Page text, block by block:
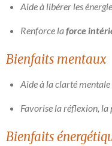
Aide à libérer les
Renforce laforce
Bienfaits mentaux
Aide à la clarté
Favorise la réflexion, la
Bienfaits